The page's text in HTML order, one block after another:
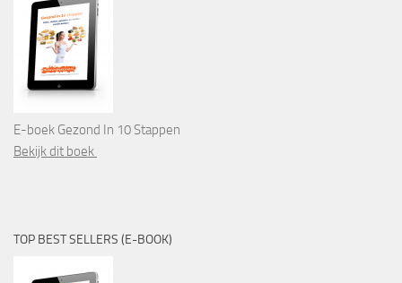
E-boek Gezond In 10 Stappen
Bekijk dit boek
TOP BEST SELLERS (E-BOOK)